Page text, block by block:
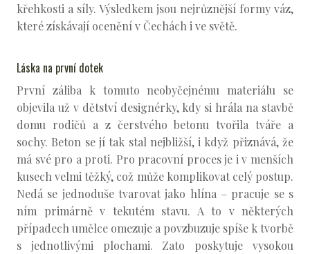
křehkosti a síly. Výsledkem jsou nejrůznější formy váz,
které získávají ocenění v Čechách i ve světě.
Láska na první dotek
První záliba k tomuto neobyčejnému materiálu se
objevila už v dětství designérky, kdy si hrála na stavbě
domu rodičů a z čerstvého betonu tvořila tváře a
sochy. Beton se jí tak stal nejbližší, i když přiznává, že
má své pro a proti. Pro pracovní proces je i v menších
kusech velmi těžký, což může komplikovat celý postup.
Nedá se jednoduše tvarovat jako hlína – pracuje se s
ním primárně v tekutém stavu. A to v některých
případech umělce omezuje a povzbuzuje spíše k tvorbě
s jednotlivými plochami. Zato poskytuje vysokou